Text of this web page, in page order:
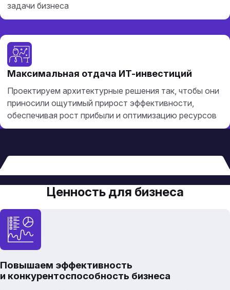
задачи бизнеса
Максимальная отдача ИТ-инвестиций
Проектируем архитектурные решения так, чтобы они
приносили ощутимый прирост эффективности,
обеспечивая рост прибыли и оптимизацию ресурсов
Ценность для бизнеса
Повышаем эффективность
и конкурентоспособность бизнеса